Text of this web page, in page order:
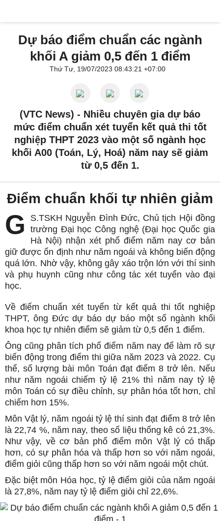
Dự báo điểm chuẩn các ngành
khối A giảm 0,5 đến 1 điểm
Thứ Tư, 19/07/2023 08:43:21 +07:00
(VTC News) - Nhiều chuyên gia dự báo
mức điểm chuẩn xét tuyển kết quả thi tốt
nghiệp THPT 2023 vào một số ngành học
khối A00 (Toán, Lý, Hoá) năm nay sẽ giảm
từ 0,5 đến 1.
Điểm chuẩn khối tự nhiên giảm
G
S.TSKH Nguyễn Đình Đức, Chủ tịch Hội đồng
trường Đại học Công nghệ (Đại học Quốc gia
Hà Nội) nhận xét phổ điểm năm nay cơ bản
giữ được ổn định như năm ngoái và không biến động
quá lớn. Nhờ vậy, không gây xáo trộn lớn với thí sinh
và phụ huynh cũng như công tác xét tuyển vào đại
học.
Về điểm chuẩn xét tuyển từ kết quả thi tốt nghiệp
THPT, ông Đức dự báo dự báo một số ngành khối
khoa học tự nhiên điểm sẽ giảm từ 0,5 đến 1 điểm.
Ông cũng phân tích phổ điểm năm nay để làm rõ sự
biến động trong điểm thi giữa năm 2023 và 2022. Cụ
thể, số lượng bài môn Toán đạt điểm 8 trở lên. Nếu
như năm ngoái chiếm tỷ lệ 21% thì năm nay tỷ lệ
môn Toán có sự điều chỉnh, sự phân hóa tốt hơn, chỉ
chiếm hơn 15%.
Môn Vật lý, năm ngoái tỷ lệ thí sinh đạt điểm 8 trở lên
là 22,74 %, năm nay, theo số liệu thống kê có 21,3%.
Như vậy, về cơ bản phổ điểm môn Vật lý có thấp
hơn, có sự phân hóa và thấp hơn so với năm ngoái,
điểm giỏi cũng thấp hơn so với năm ngoái một chút.
Đặc biệt môn Hóa học, tỷ lệ điểm giỏi của năm ngoái
là 27,8%, năm nay tỷ lệ điểm giỏi chỉ 22,6%.